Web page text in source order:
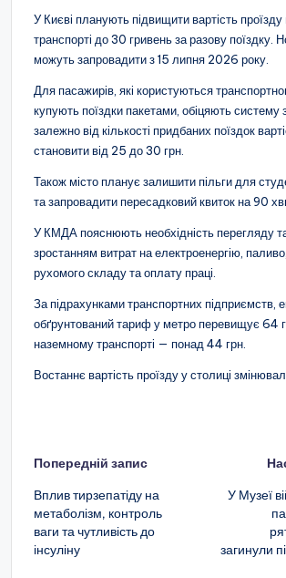
У Києві планують підвищити вартість
транспорті до 30 гривень за разову поїздку.
можуть запровадити з 15 липня 2026 року.
Для пасажирів, які користуються
купують поїздки пакетами, обіцяють систему
залежно від кількості придбаних поїздок
становити від 25 до 30 грн.
Також місто планує залишити пільги для
та запровадити пересадковий квиток на 90
У КМДА пояснюють необхідність перегляду
зростанням витрат на електроенергію,
рухомого складу та оплату праці.
За підрахунками транспортних підприємств,
обґрунтований тариф у метро перевищує 64
наземному транспорті — понад 44 грн.
Востаннє вартість проїзду у столиці
Навігація
по
запису
Попередній запис
Вплив тирзепатіду на
метаболізм, контроль
ваги та чутливість до
інсуліну
У Музеї
загинули